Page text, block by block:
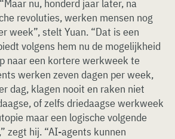
nu, honderd jaar later, na
revoluties, werken mensen nog
week”, stelt Yuan. “Dat is een
volgens hem nu de mogelijkheid
naar een kortere werkweek te
werken zeven dagen per week,
dag, klagen nooit en raken niet
of zelfs driedaagse werkweek
maar een logische volgende
zegt hij. “AI-agents kunnen